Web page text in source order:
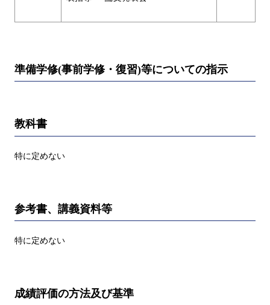
準備学修(事前学修・復習)等についての指示
教科書
特に定めない
参考書、講義資料等
特に定めない
成績評価の方法及び基準